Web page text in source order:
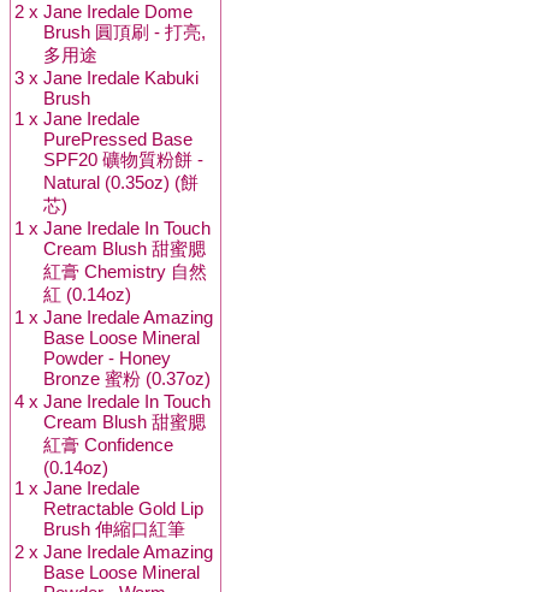
2 x Jane Iredale Dome
Brush 圓頂刷 - 打亮,
多用途
3 x Jane Iredale Kabuki
Brush
1 x Jane Iredale
PurePressed Base
SPF20 礦物質粉餅 -
Natural (0.35oz) (餅
芯)
1 x Jane Iredale In Touch
Cream Blush 甜蜜腮
紅膏 Chemistry 自然
紅 (0.14oz)
1 x Jane Iredale Amazing
Base Loose Mineral
Powder - Honey
Bronze 蜜粉 (0.37oz)
4 x Jane Iredale In Touch
Cream Blush 甜蜜腮
紅膏 Confidence
(0.14oz)
1 x Jane Iredale
Retractable Gold Lip
Brush 伸縮口紅筆
2 x Jane Iredale Amazing
Base Loose Mineral